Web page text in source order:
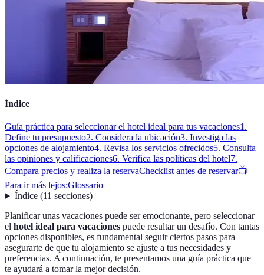
Índice
Guía práctica para seleccionar el hotel ideal para tus vacaciones1.
Define tu presupuesto2. Considera la ubicación3. Investiga las
opciones de alojamiento4. Revisa los servicios ofrecidos5. Consulta
las opiniones y calificaciones6. Verifica las políticas del hotel7.
Compara precios y realiza la reservaChecklist antes de reservar📺
Para ir más lejos:Glossario
Índice(11 secciones)
Planificar unas vacaciones puede ser emocionante, pero seleccionar
el hotel ideal para vacaciones puede resultar un desafío. Con tantas
opciones disponibles, es fundamental seguir ciertos pasos para
asegurarte de que tu alojamiento se ajuste a tus necesidades y
preferencias. A continuación, te presentamos una guía práctica que
te ayudará a tomar la mejor decisión.